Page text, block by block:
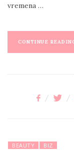
vremena …
CONTINUE
BEAUTY BIZ